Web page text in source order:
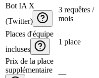
Bot IA X
(Twitter)
3 requêtes /
mois
Places d'équipe
incluses
1 place
Prix de la place
supplémentaire
—